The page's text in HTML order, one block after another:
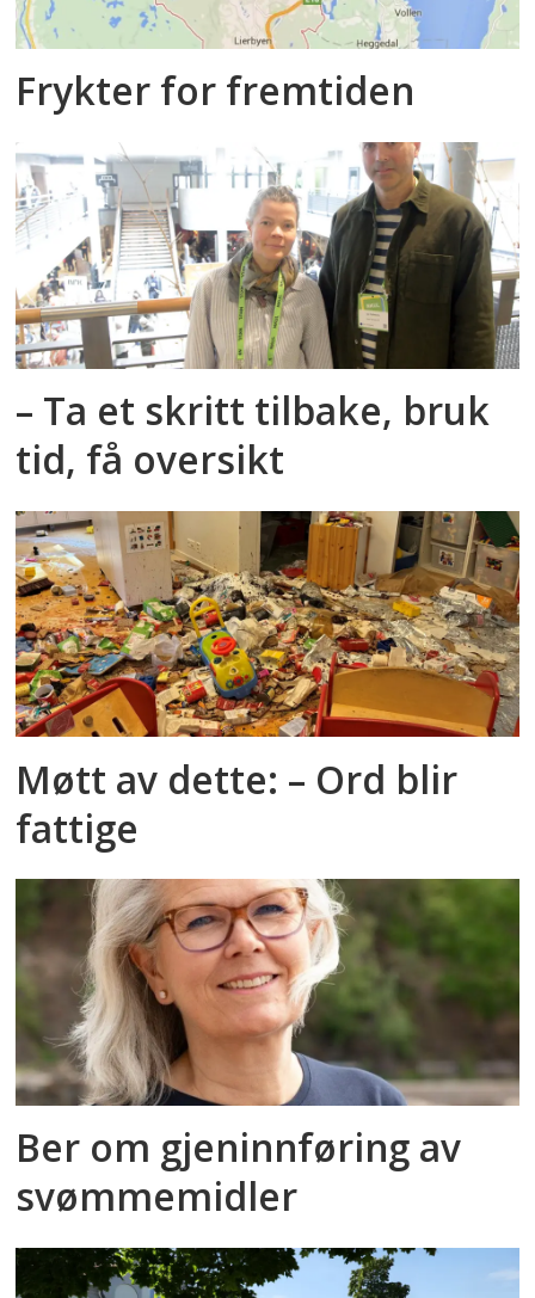
Frykter for fremtiden
– Ta et skritt tilbake, bruk
tid, få oversikt
Møtt av dette: – Ord blir
fattige
Ber om gjeninnføring av
svømmemidler